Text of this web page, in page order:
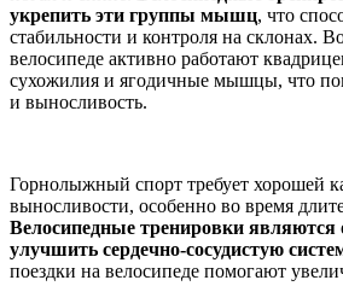
укрепить эти группы мышц, что
стабильности и контроля на склонах.
велосипеде активно работают
сухожилия и ягодичные мышцы, что
и выносливость.
Горнолыжный спорт требует хорошей
выносливости, особенно во время
Велосипедные тренировки
улучшить сердечно-сосудистую
поездки на велосипеде помогают